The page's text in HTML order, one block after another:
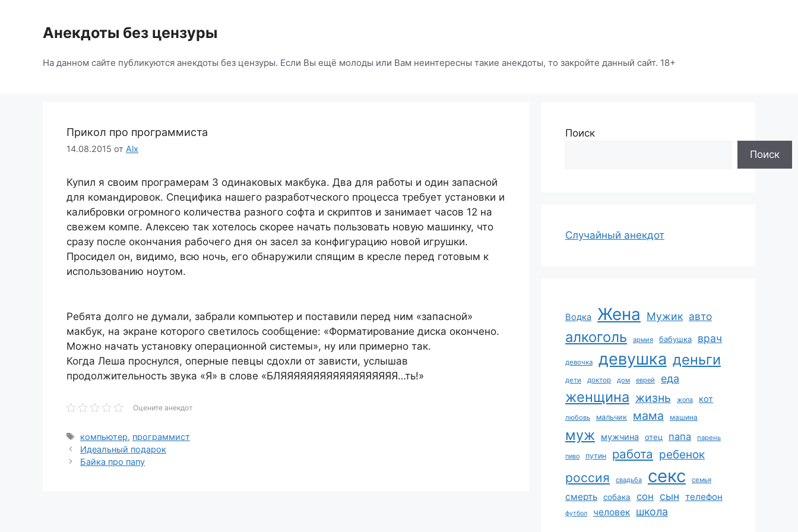
содержимомуАнекдоты без цензуры
На данном сайте публикуются анекдоты без цензуры. Если Вы ещё молоды или Вам неинтересны такие анекдоты, то закройте данный сайт. 18+
Прикол про программиста
14.08.2015 от Alx
Купил я своим програмерам 3 одинаковых макбука. Два для работы и один запасной
для командировок. Специфика нашего разработческого процесса требует установки и
калибровки огромного количества разного софта и скриптов и занимает часов 12 на
свежем компе. Алексею так хотелось скорее начать пользовать новую машинку, что
сразу после окончания рабочего дня он засел за конфигурацию новой игрушки.
Просидел он, видимо, всю ночь, его обнаружили спящим в кресле перед готовым к
использованию ноутом.
Ребята долго не думали, забрали компьютер и поставили перед ним «запасной»
макбук, на экране которого светилось сообщение: «Форматирование диска окончено.
Можно начать установку операционной системы», ну или примерно так.
Когда Леша проснулся, оперные певцы сдохли от зависти, услышав
продолжительность звука «Я» в слове «БЛЯЯЯЯЯЯЯЯЯЯЯЯЯЯЯЯЯЯ…ть!»
Оцените анекдот
Метки
компьютер, программист
Идеальный подарок
Байка про папу
Поиск
Поиск
Случайный анекдот
Водка Жена Мужик авто
алкоголь армия бабушка врач
девочка девушка деньги
дети доктор дом еврей еда
женщина жизнь жопа кот
любовь мальчик мама машина
муж мужчина отец папа парень
пиво путин работа ребенок
россия свадьба секс семья
смерть собака сон сын телефон
футбол человек школа